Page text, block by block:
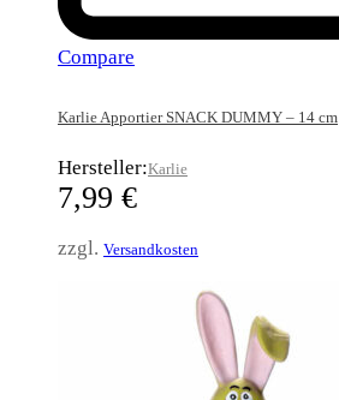
Compare
Karlie Apportier SNACK DUMMY – 14 cm
Hersteller:Karlie
7,99 €
zzgl. Versandkosten